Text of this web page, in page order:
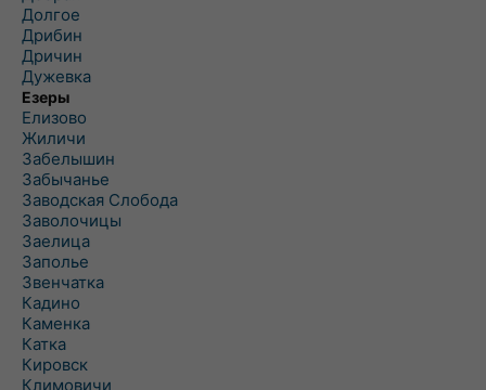
Долгое
Дрибин
Дричин
Дужевка
Езеры
Елизово
Жиличи
Забелышин
Забычанье
Заводская Слобода
Заволочицы
Заелица
Заполье
Звенчатка
Кадино
Каменка
Катка
Кировск
Климовичи